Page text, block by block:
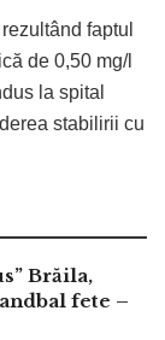
faptul
de 0,50 mg/l
la spital
stabilirii cu
Brăila,
fete –